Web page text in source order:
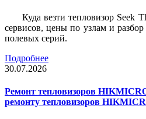
Куда везти тепловизор Seek
сервисов, цены по узлам и
полевых серий.
Подробнее
30.07.2026
Ремонт тепловизоров
ремонту тепловизоров